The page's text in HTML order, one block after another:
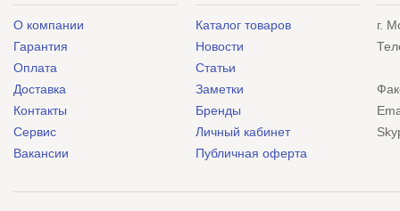
О компании
Гарантия
Оплата
Доставка
Контакты
Сервис
Вакансии
Каталог товаров
Новости
Статьи
Заметки
Бренды
Личный кабинет
Публичная оферта
г.